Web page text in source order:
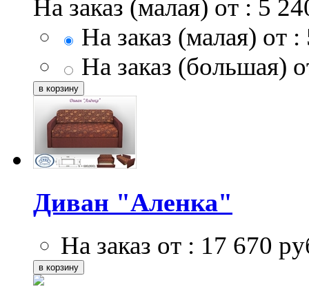
На заказ (малая) от : 5
На заказ (малая) от :
На заказ (большая)
Диван "Аленка"
На заказ от : 17 670